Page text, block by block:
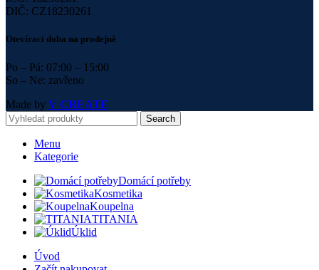
DIČ: CZ18230261
Otevírací doba na prodejně
Po – Pá: 07:00 – 15:00
So – Ne: zavřeno
Made by V CREATE
Search
Menu
Kategorie
Domácí potřeby
Kosmetika
Koupelna
TITANIA
Úklid
Úvod